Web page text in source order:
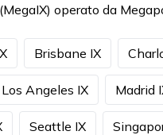
operato da
Brisbane IX
Los Angeles IX Madrid
Seattle IX